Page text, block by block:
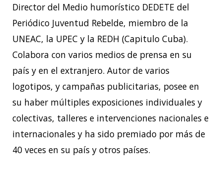
Director del Medio humorístico DEDETE del
Periódico Juventud Rebelde, miembro de la
UNEAC, la UPEC y la REDH (Capitulo Cuba).
Colabora con varios medios de prensa en su
país y en el extranjero. Autor de varios
logotipos, y campañas publicitarias, posee en
su haber múltiples exposiciones individuales y
colectivas, talleres e intervenciones nacionales e
internacionales y ha sido premiado por más de
40 veces en su país y otros países.